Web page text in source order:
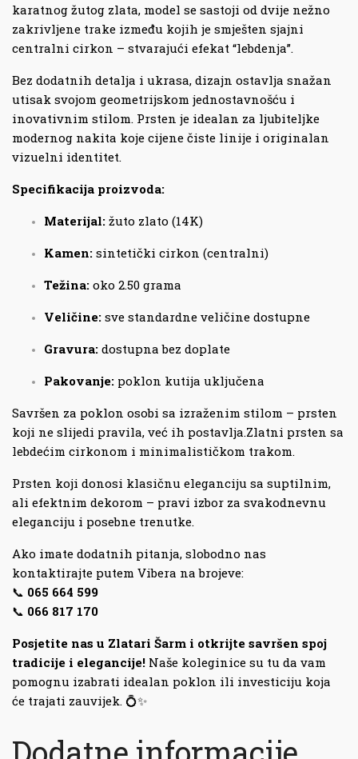
karatnog žutog zlata, model se sastoji od dvije nežno
zakrivljene trake između kojih je smješten sjajni
centralni cirkon – stvarajući efekat “lebdenja”.
Bez dodatnih detalja i ukrasa, dizajn ostavlja snažan
utisak svojom geometrijskom jednostavnošću i
inovativnim stilom. Prsten je idealan za ljubiteljke
modernog nakita koje cijene čiste linije i originalan
vizuelni identitet.
Specifikacija proizvoda:
Materijal: žuto zlato (14K)
Kamen: sintetički cirkon (centralni)
Težina: oko 2.50 grama
Veličine: sve standardne veličine dostupne
Gravura: dostupna bez doplate
Pakovanje: poklon kutija uključena
Savršen za poklon osobi sa izraženim stilom – prsten
koji ne slijedi pravila, već ih postavlja.Zlatni prsten sa
lebdećim cirkonom i minimalističkom trakom.
Prsten koji donosi klasičnu eleganciju sa suptilnim,
ali efektnim dekorom – pravi izbor za svakodnevnu
eleganciju i posebne trenutke.
Ako imate dodatnih pitanja, slobodno nas
kontaktirajte putem Vibera na brojeve:
📞 065 664 599
📞 066 817 170
Posjetite nas u Zlatari Šarm i otkrijte savršen spoj
tradicije i elegancije! Naše koleginice su tu da vam
pomognu izabrati idealan poklon ili investiciju koja
će trajati zauvijek. 💍✨